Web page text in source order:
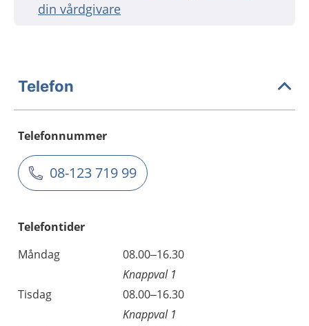
din vårdgivare
Telefon
Telefonnummer
08-123 719 99
Telefontider
Måndag
08.00–16.30
Knappval 1
Tisdag
08.00–16.30
Knappval 1